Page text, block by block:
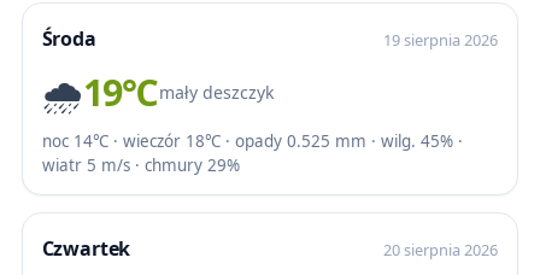
Środa 19 sierpnia 2026
🌧️19℃mały deszczyk
noc 14℃ · wieczór 18℃ · opady 0.525 mm · wilg. 45% ·
wiatr 5 m/s · chmury 29%
Czwartek 20 sierpnia 2026